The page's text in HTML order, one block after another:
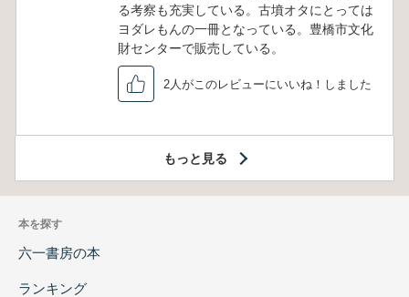
る考察も充実している。古墳オタにとっては
ヨダレもんの一冊となっている。豊橋市文化
財センターで販売している。
2人がこのレビューにいいね！しました
もっと見る
本を探す
六一書房の本
ランキング